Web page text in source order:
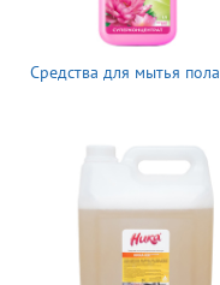
Средства для мытья пола